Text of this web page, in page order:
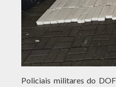
Policiais militares do